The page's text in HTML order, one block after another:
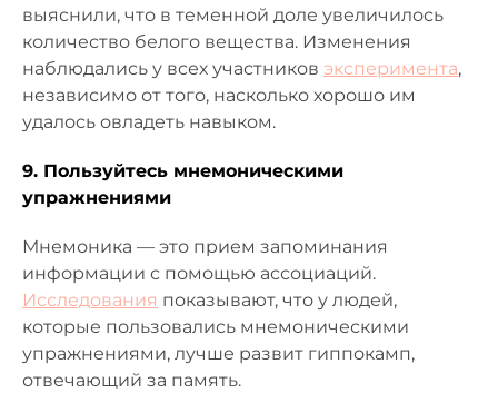
выяснили, что в теменной доле увеличилось
количество белого вещества. Изменения
наблюдались у всех участников эксперимента,
независимо от того, насколько хорошо им
удалось овладеть навыком.
9. Пользуйтесь мнемоническими
упражнениями
Мнемоника — это прием запоминания
информации с помощью ассоциаций.
Исследования показывают, что у людей,
которые пользовались мнемоническими
упражнениями, лучше развит гиппокамп,
отвечающий за память.